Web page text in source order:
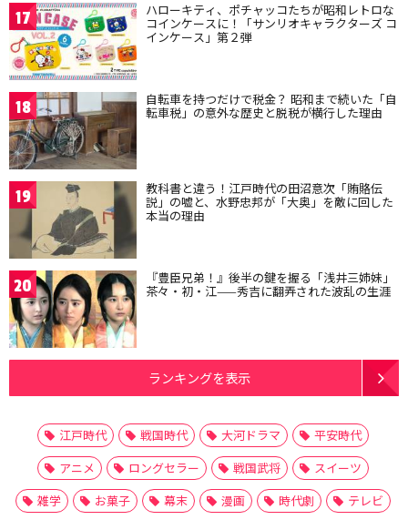
17 ハローキティ、ポチャッコたちが昭和レトロな
コインケースに！「サンリオキャラクターズ コ
インケース」第２弾
18 自転車を持つだけで税金？ 昭和まで続いた「自
転車税」の意外な歴史と脱税が横行した理由
19 教科書と違う！江戸時代の田沼意次「賄賂伝
説」の嘘と、水野忠邦が「大奥」を敵に回した
本当の理由
20 『豊臣兄弟！』後半の鍵を握る「浅井三姉妹」
茶々・初・江——秀吉に翻弄された波乱の生涯
ランキングを表示
江戸時代 戦国時代 大河ドラマ
平安時代
アニメ
ロングセラー 戦国武将
スイーツ
雑学
お菓子 幕末 漫画 時代劇
テレビ